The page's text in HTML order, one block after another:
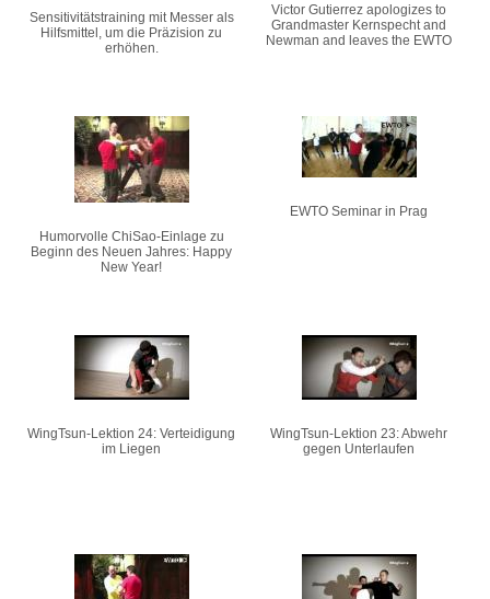
Sensitivitätstraining mit Messer als
Hilfsmittel, um die Präzision zu
erhöhen.
Victor Gutierrez apologizes to
Grandmaster Kernspecht and
Newman and leaves the EWTO
Humorvolle ChiSao-Einlage zu
Beginn des Neuen Jahres: Happy
New Year!
EWTO Seminar in Prag
WingTsun-Lektion 24: Verteidigung
im Liegen
WingTsun-Lektion 23: Abwehr
gegen Unterlaufen